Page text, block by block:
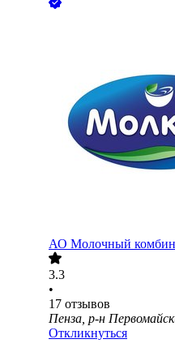
АО Молочный
3.3
•
17 отзывов
Пенза, р-н
Откликнуться